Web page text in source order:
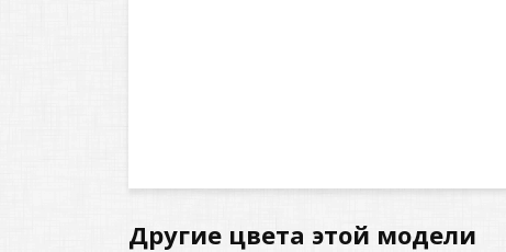
Другие цвета этой модели